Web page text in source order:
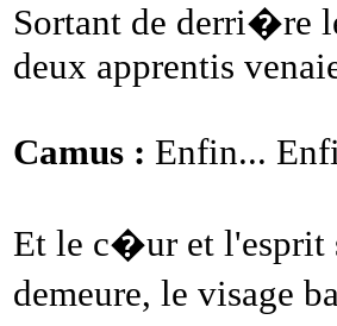
Sortant de derri�re
deux apprentis
Camus : Enfin...
Et le c�ur et l'esprit
demeure, le visage